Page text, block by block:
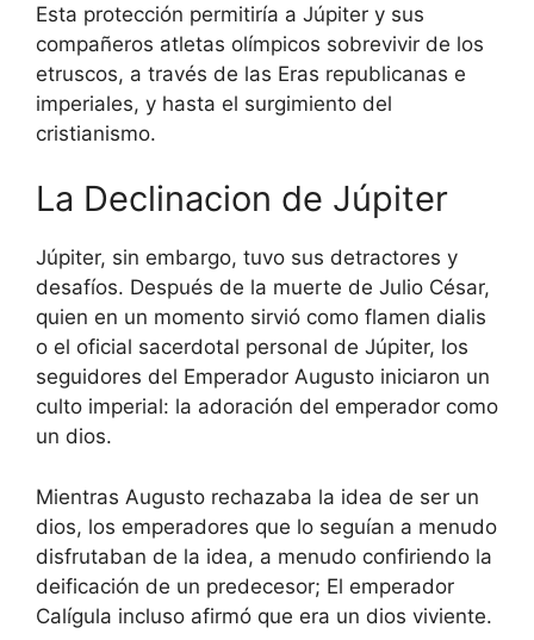
Esta protección permitiría a Júpiter y sus
compañeros atletas olímpicos sobrevivir de los
etruscos, a través de las Eras republicanas e
imperiales, y hasta el surgimiento del
cristianismo.
La Declinacion de Júpiter
Júpiter, sin embargo, tuvo sus detractores y
desafíos. Después de la muerte de Julio César,
quien en un momento sirvió como flamen dialis
o el oficial sacerdotal personal de Júpiter, los
seguidores del Emperador Augusto iniciaron un
culto imperial: la adoración del emperador como
un dios.
Mientras Augusto rechazaba la idea de ser un
dios, los emperadores que lo seguían a menudo
disfrutaban de la idea, a menudo confiriendo la
deificación de un predecesor; El emperador
Calígula incluso afirmó que era un dios viviente.